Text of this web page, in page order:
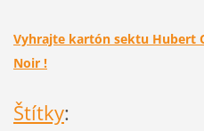
Vyhrajte kartón sektu Hubert
Noir !
Štítky: